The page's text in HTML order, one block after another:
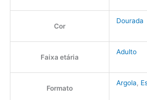
Cor
Dourada
Faixa etária
Adulto
Formato
Argola,